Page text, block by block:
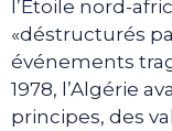
l’Etoile nord-
«déstructurés
événements
1978, l’Algérie
principes, des